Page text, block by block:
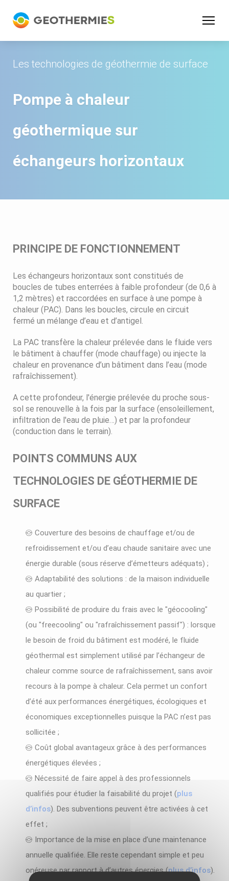
Les technologies de géothermie de surface
Pompe à chaleur
géothermique sur
échangeurs horizontaux
PRINCIPE DE FONCTIONNEMENT
Les échangeurs horizontaux sont constitués de
boucles de tubes enterrées à faible profondeur (de 0,6 à
1,2 mètres) et raccordées en surface à une pompe à
chaleur (PAC). Dans les boucles, circule en circuit
fermé un mélange d’eau et d’antigel.
La PAC transfère la chaleur prélevée dans le fluide vers
le bâtiment à chauffer (mode chauffage) ou injecte la
chaleur en provenance d’un bâtiment dans l’eau (mode
rafraîchissement).
A cette profondeur, l'énergie prélevée du proche sous-
sol se renouvelle à la fois par la surface (ensoleillement,
infiltration de l'eau de pluie…) et par la profondeur
(conduction dans le terrain).
POINTS COMMUNS AUX
TECHNOLOGIES DE GÉOTHERMIE DE
SURFACE
Couverture des besoins de chauffage et/ou de
refroidissement et/ou d’eau chaude sanitaire avec une
énergie durable (sous réserve d’émetteurs adéquats) ;
Adaptabilité des solutions : de la maison individuelle
au quartier ;
Possibilité de produire du frais avec le "géocooling"
(ou "freecooling" ou "rafraîchissement passif") : lorsque
le besoin de froid du bâtiment est modéré, le fluide
géothermal est simplement utilisé par l’échangeur de
chaleur comme source de rafraîchissement, sans avoir
recours à la pompe à chaleur. Cela permet un confort
d’été aux performances énergétiques, écologiques et
économiques exceptionnelles puisque la PAC n’est pas
sollicitée ;
Coût global avantageux grâce à des performances
énergétiques élevées ;
Nécessité de faire appel à des professionnels
qualifiés pour étudier la faisabilité du projet (plus
d’infos). Des subventions peuvent être activées à cet
effet ;
Importance de la mise en place d’une maintenance
annuelle qualifiée. Elle reste cependant simple et peu
onéreuse par rapport à d’autres énergies (plus d’infos).